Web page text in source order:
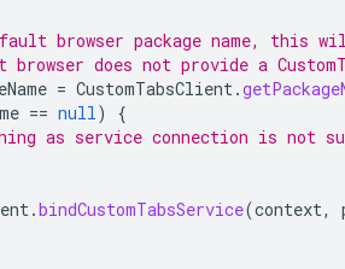
browser package name, this
does not provide a
= CustomTabsClient.
== null)
{
as service connection is not
.bindCustomTabsService(context,